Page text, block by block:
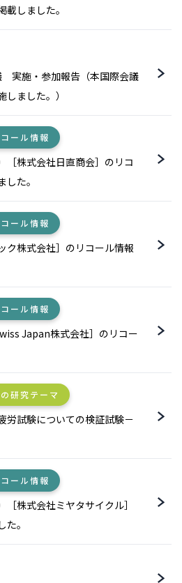
しました。
実施・参加報告（本国際会議
ました。）
ール情報
［株式会社日直商会］のリコ
た。
ール情報
ク株式会社］のリコール情報
ール情報
Japan株式会社］のリコー
研究テーマ
労試験についての検証試験－
ール情報
株式会社ミヤタサイクル］
。